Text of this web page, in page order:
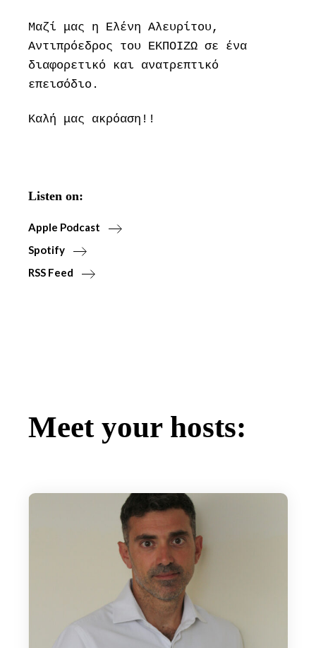
Μαζί μας η Ελένη Αλευρίτου,
Αντιπρόεδρος του ΕΚΠΟΙΖΩ σε ένα
διαφορετικό και ανατρεπτικό
επεισόδιο.
Καλή μας ακρόαση!!
Listen on:
Apple Podcast
Spotify
RSS Feed
Meet your hosts: